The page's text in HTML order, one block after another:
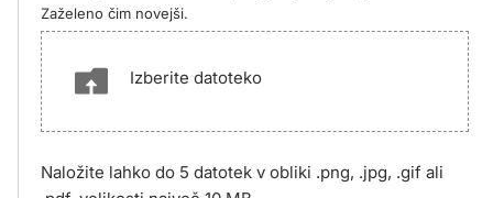
Zaželeno čim novejši.
Izberite datoteko
Naložite lahko do 5 datotek v obliki .png, .jpg, .gif ali